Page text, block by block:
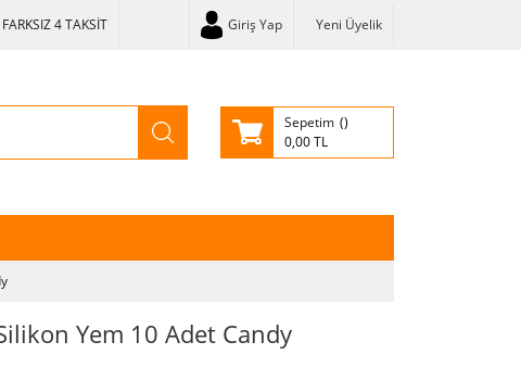
4 TAKSİT Giriş Yap Yeni Üyelik
Sepetim
0,00 TL
Yem 10 Adet Candy